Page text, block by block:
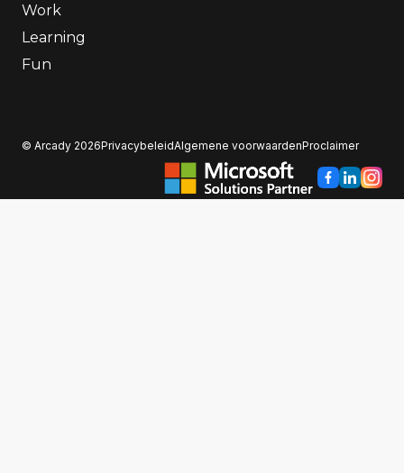
Work
Learning
Fun
© Arcady 2026PrivacybeleidAlgemene voorwaardenProclaimer